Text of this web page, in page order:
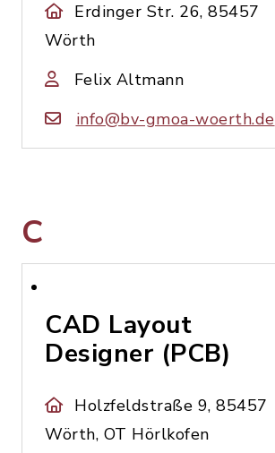
Erdinger Str. 26, 85457
Wörth
Felix Altmann
info@bv-gmoa-woerth.de
C
CAD Layout
Designer (PCB)
Holzfeldstraße 9, 85457
Wörth, OT Hörlkofen